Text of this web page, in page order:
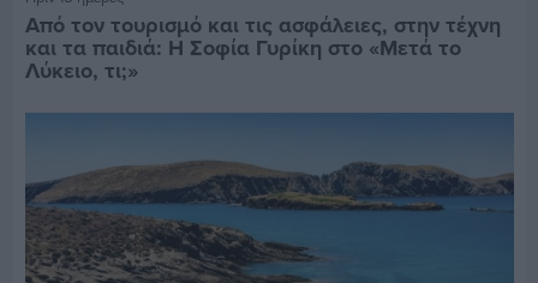
Από τον τουρισμό και τις ασφάλειες, στην τέχνη
και τα παιδιά: Η Σοφία Γυρίκη στο «Μετά το
Λύκειο, τι;»